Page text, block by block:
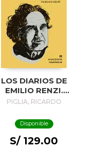
LOS DIARIOS DE
EMILIO RENZI.
AÑOS DE
AÑOS FELICES II;
UN DIA EN LA VIDA
III
PIGLIA, RICARDO
Disponible
S/ 129.00